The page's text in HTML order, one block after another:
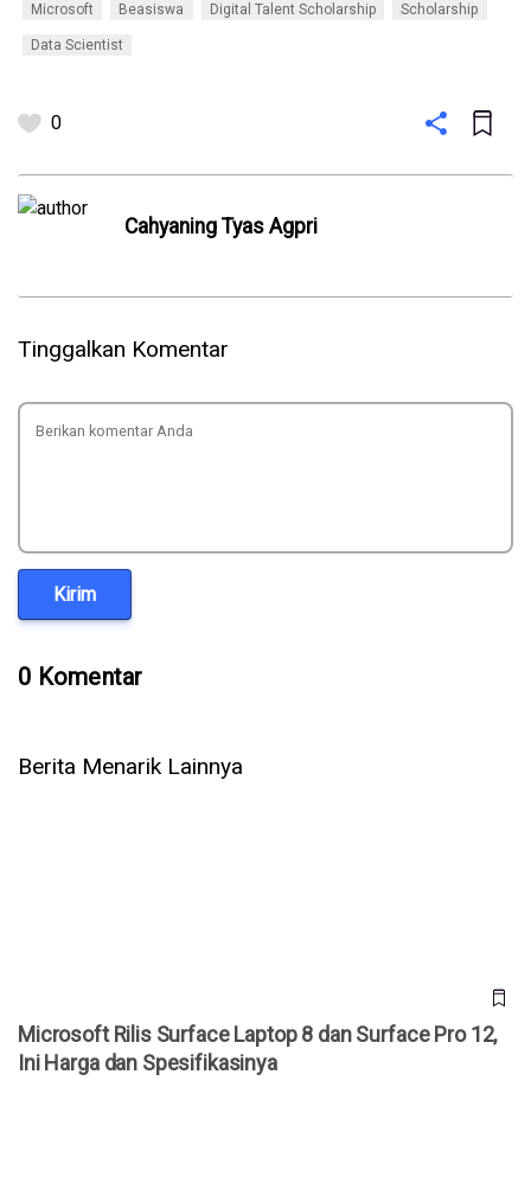
Microsoft Beasiswa Digital Talent Scholarship Scholarship
Data Scientist
0
Cahyaning Tyas Agpri
Tinggalkan Komentar
Kirim
0 Komentar
Berita Menarik Lainnya
Microsoft Rilis Surface Laptop 8 dan Surface Pro 12,
Ini Harga dan Spesifikasinya